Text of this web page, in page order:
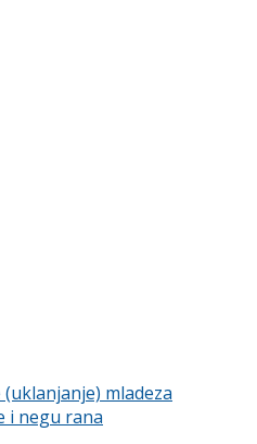
mladeza
i negu rana